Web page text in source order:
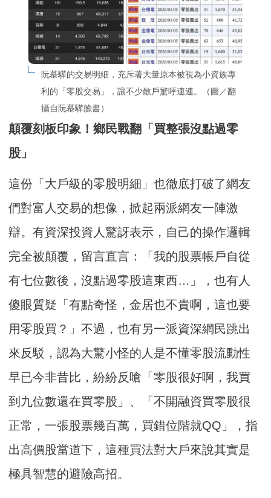
阮慕驊的交易明細，充斥著大量原本被視為小資族專
利的「零股交易」，讓不少散戶驚呼連連。（圖／翻
攝自阮慕驊臉書）
顛覆刻板印象！鄉民戰翻「買整張沒點過零
股」
這份「大戶級的零股明細」也徹底打破了網友
們對富人交易的想像，掀起兩派網友一陣激
辯。有資深投資人驚訝表示，自己的操作邏輯
完全被顛覆，留言直言：「我的股票帳戶自從
有七位數後，沒點過零股這東西…」，也有人
傻眼質疑「有點奇怪，金居也不貴啊，這也要
用零股買？」不過，也有另一派資深網民跳出
來反駁，認為大驚小怪的人是不懂零股流動性
早已今非昔比，紛紛反嗆「零股很好啊，我買
到九位數還在買零股」、「不開融資買零股很
正常，一張股票幾百萬，買錯位階就QQ」，指
出高價股當道下，這種買法對大戶來說其實是
極具智慧的避險高招。